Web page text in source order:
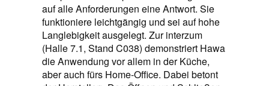
auf alle Anforderungen eine Antwort. Sie
funktioniere leichtgängig und sei auf hohe
Langlebigkeit ausgelegt. Zur interzum
(Halle 7.1, Stand C038) demonstriert Hawa
die Anwendung vor allem in der Küche,
aber auch fürs Home-Office. Dabei betont